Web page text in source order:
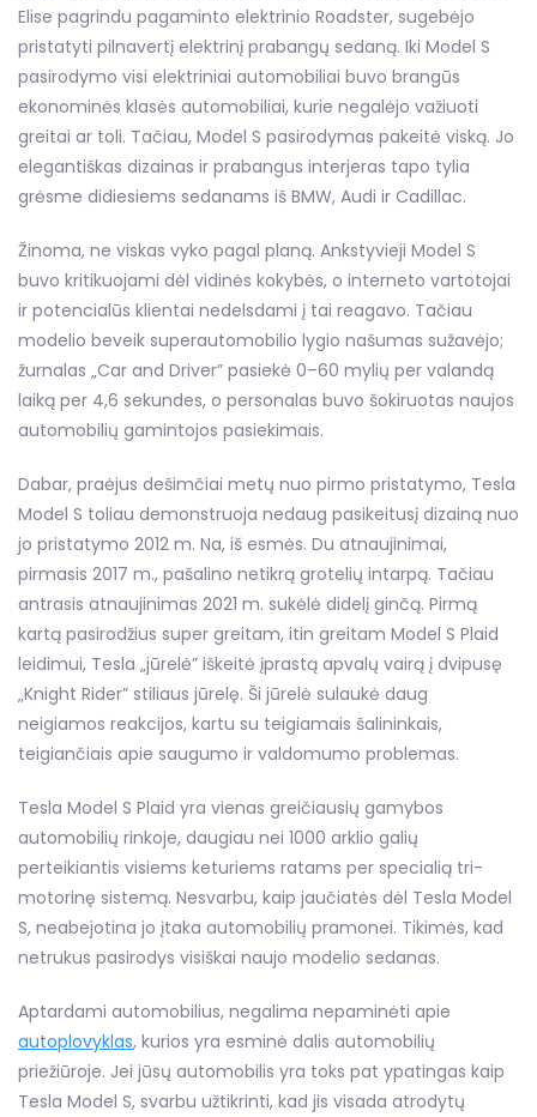
Elise pagrindu pagaminto elektrinio Roadster, sugebėjo
pristatyti pilnavertį elektrinį prabangų sedaną. Iki Model S
pasirodymo visi elektriniai automobiliai buvo brangūs
ekonominės klasės automobiliai, kurie negalėjo važiuoti
greitai ar toli. Tačiau, Model S pasirodymas pakeitė viską. Jo
elegantiškas dizainas ir prabangus interjeras tapo tylia
grėsme didiesiems sedanams iš BMW, Audi ir Cadillac.
Žinoma, ne viskas vyko pagal planą. Ankstyvieji Model S
buvo kritikuojami dėl vidinės kokybės, o interneto vartotojai
ir potencialūs klientai nedelsdami į tai reagavo. Tačiau
modelio beveik superautomobilio lygio našumas sužavėjo;
žurnalas „Car and Driver” pasiekė 0–60 mylių per valandą
laiką per 4,6 sekundes, o personalas buvo šokiruotas naujos
automobilių gamintojos pasiekimais.
Dabar, praėjus dešimčiai metų nuo pirmo pristatymo, Tesla
Model S toliau demonstruoja nedaug pasikeitusį dizainą nuo
jo pristatymo 2012 m. Na, iš esmės. Du atnaujinimai,
pirmasis 2017 m., pašalino netikrą grotelių intarpą. Tačiau
antrasis atnaujinimas 2021 m. sukėlė didelį ginčą. Pirmą
kartą pasirodžius super greitam, itin greitam Model S Plaid
leidimui, Tesla „jūrelė” iškeitė įprastą apvalų vairą į dvipusę
„Knight Rider” stiliaus jūrelę. Ši jūrelė sulaukė daug
neigiamos reakcijos, kartu su teigiamais šalininkais,
teigiančiais apie saugumo ir valdomumo problemas.
Tesla Model S Plaid yra vienas greičiausių gamybos
automobilių rinkoje, daugiau nei 1000 arklio galių
perteikiantis visiems keturiems ratams per specialią tri-
motorinę sistemą. Nesvarbu, kaip jaučiatės dėl Tesla Model
S, neabejotina jo įtaka automobilių pramonei. Tikimės, kad
netrukus pasirodys visiškai naujo modelio sedanas.
Aptardami automobilius, negalima nepaminėti apie
autoplovyklas, kurios yra esminė dalis automobilių
priežiūroje. Jei jūsų automobilis yra toks pat ypatingas kaip
Tesla Model S, svarbu užtikrinti, kad jis visada atrodytų